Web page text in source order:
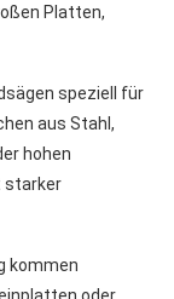
Platten,
speziell für
aus Stahl,
hohen
starker
kommen
oder